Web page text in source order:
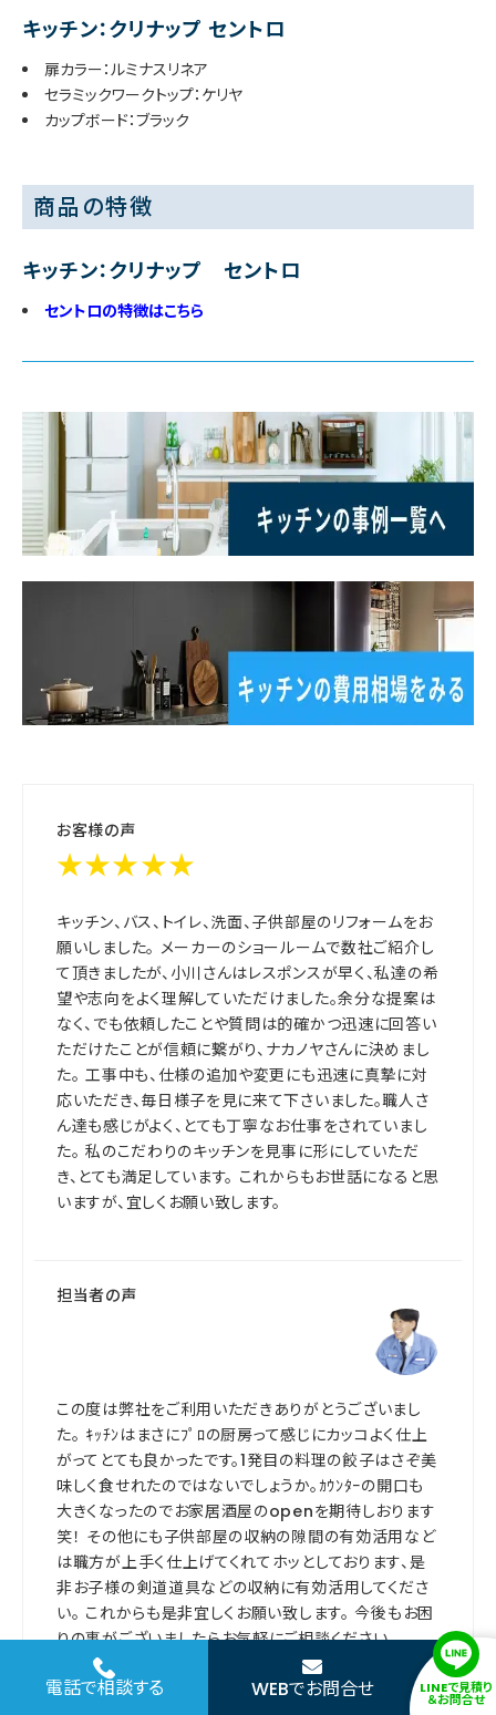
キッチン：クリナップ セントロ
扉カラー：ルミナスリネア
セラミックワークトップ：ケリヤ
カップボード：ブラック
商品の特徴
キッチン：クリナップ セントロ
セントロの特徴はこちら
お客様の声
★★★★★
キッチン、バス、トイレ、洗面、子供部屋のリフォームをお
願いしました。 メーカーのショールームで数社ご紹介し
て頂きましたが、小川さんはレスポンスが早く、私達の希
望や志向をよく理解していただけました。余分な提案は
なく、でも依頼したことや質問は的確かつ迅速に回答い
ただけたことが信頼に繋がり、ナカノヤさんに決めまし
た。 工事中も、仕様の追加や変更にも迅速に真摯に対
応いただき、毎日様子を見に来て下さいました。職人さ
ん達も感じがよく、とても丁寧なお仕事をされていまし
た。 私のこだわりのキッチンを見事に形にしていただ
き、とても満足しています。 これからもお世話になると思
いますが、宜しくお願い致します。
担当者の声
この度は弊社をご利用いただきありがとうございまし
た。 ｷｯﾁﾝはまさにﾌﾟﾛの厨房って感じにカッコよく仕上
がってとても良かったです。1発目の料理の餃子はさぞ美
味しく食せれたのではないでしょうか。ｶｳﾝﾀｰの開口も
大きくなったのでお家居酒屋のopenを期待しおります
笑！ その他にも子供部屋の収納の隙間の有効活用など
は職方が上手く仕上げてくれてホッとしております、是
非お子様の剣道道具などの収納に有効活用してくださ
い。 これからも是非宜しくお願い致します。 今後もお困
りの事がございましたらお気軽にご相談ください。
施工担当店舗を見る
電話で相談する WEBでお問合せ LINEで見積り
＆お問合せ